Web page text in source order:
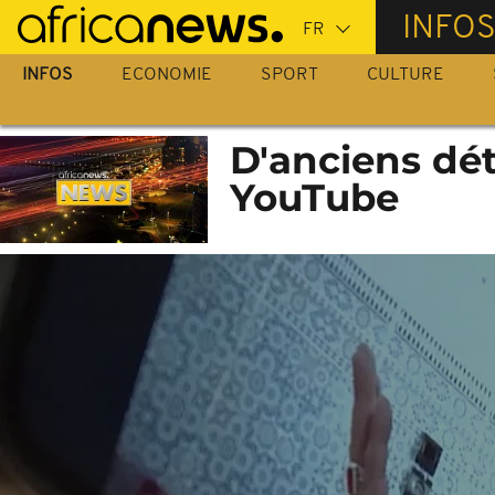
Passer
au
contenu
INFOS
INFOS ECONOMIE SPORT CULTURE
D'anciens
YouTube